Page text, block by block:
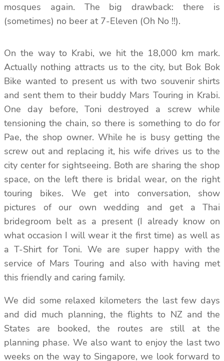
mosques again. The big drawback: there is
(sometimes) no beer at 7-Eleven (Oh No !!).
On the way to Krabi, we hit the 18,000 km mark.
Actually nothing attracts us to the city, but Bok Bok
Bike wanted to present us with two souvenir shirts
and sent them to their buddy Mars Touring in Krabi.
One day before, Toni destroyed a screw while
tensioning the chain, so there is something to do for
Pae, the shop owner. While he is busy getting the
screw out and replacing it, his wife drives us to the
city center for sightseeing. Both are sharing the shop
space, on the left there is bridal wear, on the right
touring bikes. We get into conversation, show
pictures of our own wedding and get a Thai
bridegroom belt as a present (I already know on
what occasion I will wear it the first time) as well as
a T-Shirt for Toni. We are super happy with the
service of Mars Touring and also with having met
this friendly and caring family.
We did some relaxed kilometers the last few days
and did much planning, the flights to NZ and the
States are booked, the routes are still at the
planning phase. We also want to enjoy the last two
weeks on the way to Singapore, we look forward to